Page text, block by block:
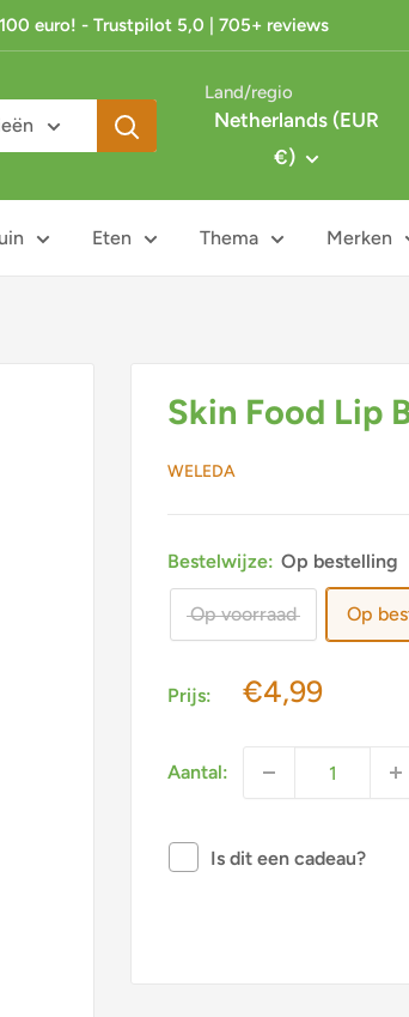
euro! - Trustpilot 5,0 | 705+ reviews
Land/regio
Netherlands (EUR
€)
Eten Thema Merken
Skin Food Lip
WELEDA
Bestelwijze: Op bestelling
Op voorraad Op
Prijs: Actieprijs
€4,99
Aantal:
Is dit een cadeau?